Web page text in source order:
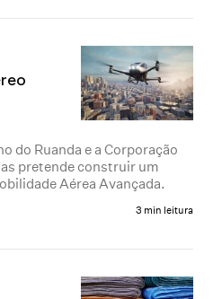
do Ruanda e a Corporação
pretende construir um
Aérea Avançada.
3 min leitura